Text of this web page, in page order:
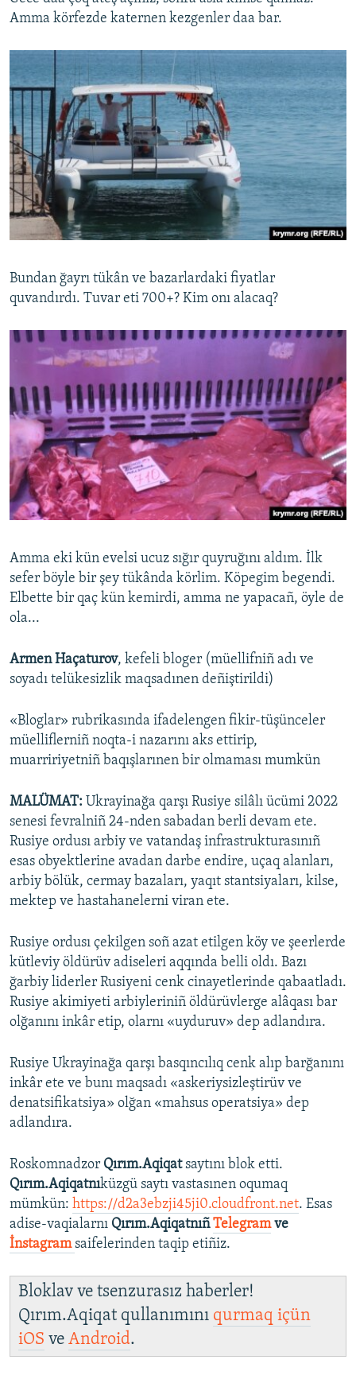
Amma körfezde katernen kezgenler daa bar.
Bundan ğayrı tükân ve bazarlardaki fiyatlar
quvandırdı. Tuvar eti 700+? Kim onı alacaq?
Amma eki kün evelsi ucuz sığır quyruğını aldım. İlk
sefer böyle bir şey tükânda körlim. Köpegim begendi.
Elbette bir qaç kün kemirdi, amma ne yapacañ, öyle de
ola...
Armen Haçaturov, kefeli bloger (müellifniñ adı ve
soyadı telükesizlik maqsadınen deñiştirildi)
«Bloglar» rubrikasında ifadelengen fikir-tüşünceler
müelliflerniñ noqta-i nazarını aks ettirip,
muarririyetniñ baqışlarınen bir olmaması mumkün
MALÜMAT: Ukrayinağa qarşı Rusiye silâlı ücümi 2022
senesi fevralniñ 24-nden sabadan berli devam ete.
Rusiye ordusı arbiy ve vatandaş infrastrukturasınıñ
esas obyektlerine avadan darbe endire, uçaq alanları,
arbiy bölük, cermay bazaları, yaqıt stantsiyaları, kilse,
mektep ve hastahanelerni viran ete.
Rusiye ordusı çekilgen soñ azat etilgen köy ve şeerlerde
kütleviy öldürüv adiseleri aqqında belli oldı. Bazı
ğarbiy liderler Rusiyeni cenk cinayetlerinde qabaatladı.
Rusiye akimiyeti arbiyleriniñ öldürüvlerge alâqası bar
olğanını inkâr etip, olarnı «uyduruv» dep adlandıra.
Rusiye Ukrayinağa qarşı basqıncılıq cenk alıp barğanını
inkâr ete ve bunı maqsadı «askeriysizleştirüv ve
denatsifikatsiya» olğan «mahsus operatsiya» dep
adlandıra.
Roskomnadzor Qırım.Aqiqatsaytını blok etti.
Qırım.Aqiqatnıküzgü saytı vastasınen oqumaq
mümkün: https://d2a3ebzji45ji0.cloudfront.net. Esas
adise-vaqialarnı Qırım.AqiqatnıñTelegramve
İnstagramsaifelerinden taqip etiñiz.
Bloklav ve tsenzurasız haberler!
Qırım.Aqiqat qullanımını qurmaq içün
iOS ve Android.